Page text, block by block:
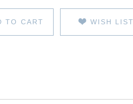
TO CART WISH LIST